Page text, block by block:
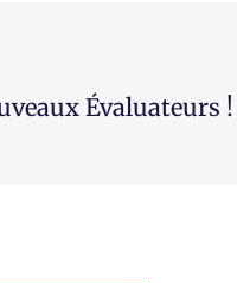
Évaluateurs !